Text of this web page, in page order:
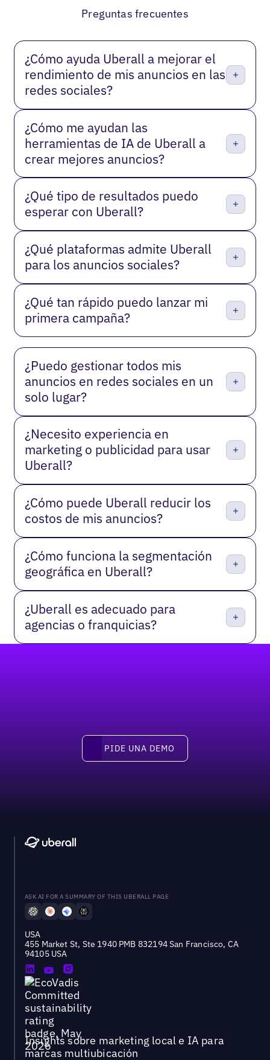
Preguntas frecuentes
¿Cómo ayuda Uberall a mejorar el
rendimiento de mis anuncios en las
redes sociales?
¿Cómo me ayudan las
herramientas de IA de Uberall a
crear mejores anuncios?
¿Qué tipo de resultados puedo
esperar con Uberall?
¿Qué plataformas admite Uberall
para los anuncios sociales?
¿Qué tan rápido puedo lanzar mi
primera campaña?
¿Puedo gestionar todos mis
anuncios en redes sociales en un
solo lugar?
¿Necesito experiencia en
marketing o publicidad para usar
Uberall?
¿Cómo puede Uberall reducir los
costos de mis anuncios?
¿Cómo funciona la segmentación
geográfica en Uberall?
¿Uberall es adecuado para
agencias o franquicias?
pide una demo
PIDE UNA DEMO
ASK AI FOR A SUMMARY OF THIS UBERALL PAGE
USA
455 Market St, Ste 1940 PMB 832194 San Francisco, CA
94105 USA
Insights sobre marketing local e IA para
marcas multiubicación